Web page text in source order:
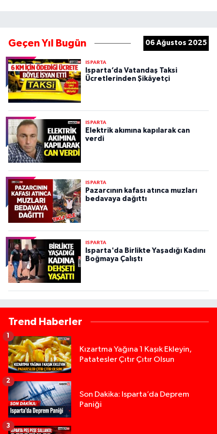
Geçen Yıl Bugün 06 Ağustos 2025
ISPARTA
Isparta’da Vatandaş Taksi
Ücretlerinden Şikâyetçi
ISPARTA
Elektrik akımına kapılarak can
verdi
ISPARTA
Pazarcının kafası atınca muzları
bedavaya dağıttı
ISPARTA
Isparta'da Birlikte Yaşadığı Kadını
Boğmaya Çalıştı
Trend Haberler
Kızartma Yağına 1 Kaşık Ekleyin,
Patatesler Çıtır Çıtır Olsun
1
Son Dakika: Isparta’da Deprem
Paniği
2
3